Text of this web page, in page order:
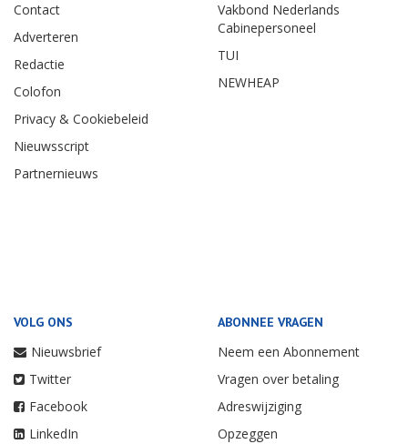
Contact
Adverteren
Redactie
Colofon
Privacy & Cookiebeleid
Nieuwsscript
Partnernieuws
Vakbond Nederlands
Cabinepersoneel
TUI
NEWHEAP
VOLG ONS
Nieuwsbrief
Twitter
Facebook
LinkedIn
ABONNEE VRAGEN
Neem een Abonnement
Vragen over betaling
Adreswijziging
Opzeggen